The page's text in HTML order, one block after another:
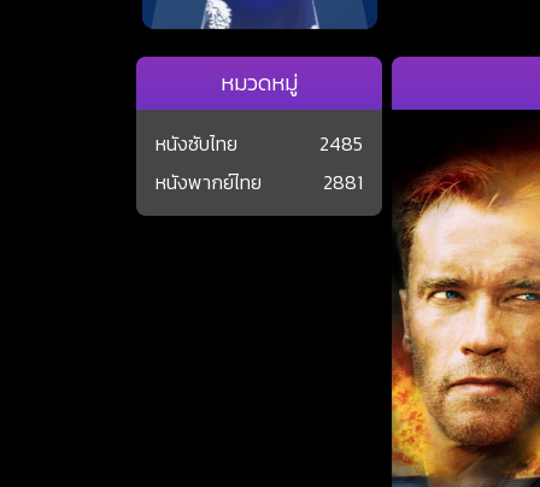
หมวดหมู่
หนังซับไทย
2485
หนังพากย์ไทย
2881